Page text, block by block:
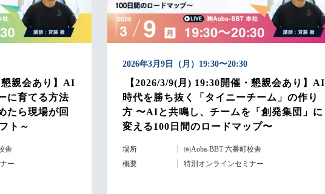
懇親会あり】AI
に育てる方法
たら現場が回
ト～
舎
ー
2026年3月9日（月）19:30〜20:30
【2026/3/9(月) 19:30開催・懇親会あり】AI
時代を勝ち抜く「タイニーチーム」の作り
方 〜AIと共鳴し、チームを「創発集団」に
変える100日間のロードマップ〜
場所
㈱Aoba-BBT 六番町校舎
概要
特別オンラインセミナー